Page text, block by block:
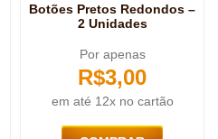
Botões Pretos Redondos –
2 Unidades
Por apenas
R$3,00
em até 12x no cartão